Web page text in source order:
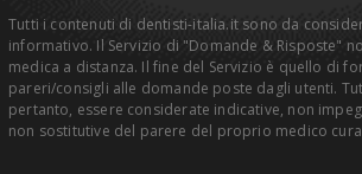
Tutti i contenuti di dentisti-italia.it sono da
informativo. Il Servizio di "Domande & Risposte"
medica a distanza. Il fine del Servizio è quello di
pareri/consigli alle domande poste dagli utenti.
pertanto, essere considerate indicative, non
non sostitutive del parere del proprio medico